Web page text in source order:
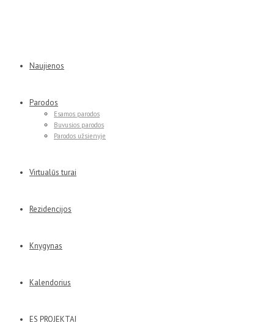
Naujienos
Parodos
Esamos parodos
Buvusios parodos
Parodos užsienyje
Virtualūs turai
Rezidencijos
Knygynas
Kalendorius
ES PROJEKTAI